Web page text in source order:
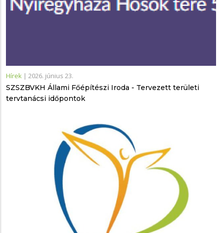
Hírek | 2026. június 23.
SZSZBVKH Állami Főépítészi Iroda - Tervezett területi
tervtanácsi időpontok